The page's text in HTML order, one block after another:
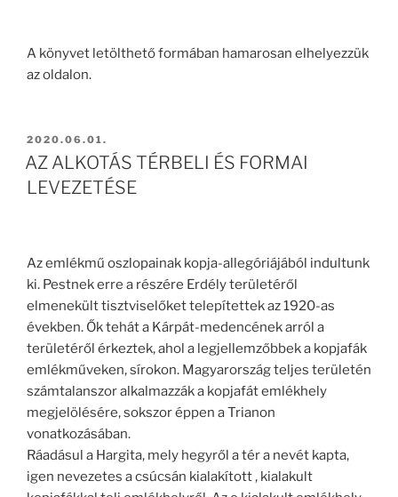
A könyvet letölthető formában hamarosan elhelyezzük
az oldalon.
BEKÜLDVE:
2020.06.01.
AZ ALKOTÁS TÉRBELI ÉS FORMAI
LEVEZETÉSE
Az emlékmű oszlopainak kopja-allegóriájából indultunk
ki. Pestnek erre a részére Erdély területéről
elmenekült tisztviselőket telepítettek az 1920-as
években. Ők tehát a Kárpát-medencének arról a
területéről érkeztek, ahol a legjellemzőbbek a kopjafák
emlékműveken, sírokon. Magyarország teljes területén
számtalanszor alkalmazzák a kopjafát emlékhely
megjelölésére, sokszor éppen a Trianon
vonatkozásában.
Ráadásul a Hargita, mely hegyről a tér a nevét kapta,
igen nevezetes a csúcsán kialakított , kialakult